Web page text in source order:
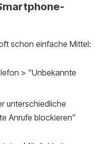
schon einfache Mittel:
> “Unbekannte
unterschiedliche
Anrufe blockieren”